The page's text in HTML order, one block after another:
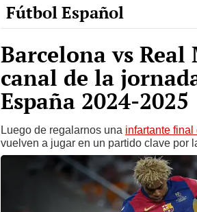
Fútbol Español
Barcelona vs
canal de la
España 2024-2025
Luego de regalarnos una infartante
vuelven a jugar en un partido clave por